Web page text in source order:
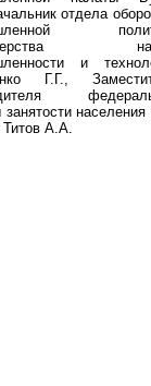
отдела
и
Г.Г.,
населения
Титов А.А.